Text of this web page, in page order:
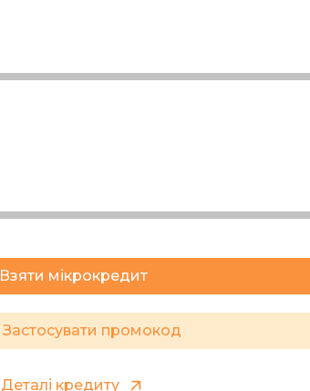
Взяти мікрокредит
Застосувати промокод
Деталі кредиту